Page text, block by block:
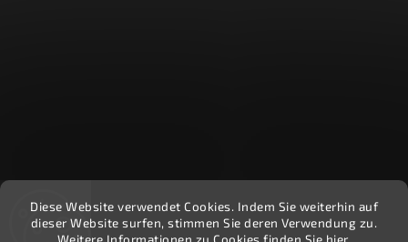
Diese Website verwendet Cookies. Indem Sie weiterhin auf
dieser Website surfen, stimmen Sie deren Verwendung zu.
Recenzie zákazníkov - Heuréka